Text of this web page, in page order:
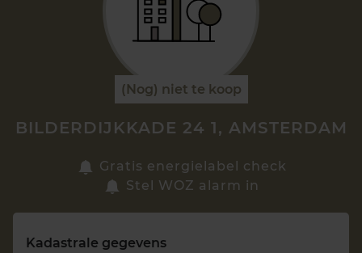
Zoek een woning
(Nog) niet te koop
BILDERDIJKKADE 24 1, AMSTERDAM
Gratis energielabel check
Stel WOZ alarm in
Kadastrale gegevens